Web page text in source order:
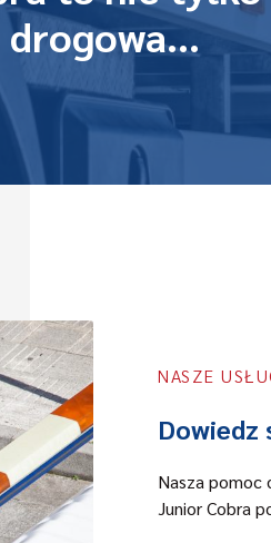
drogowa...
NASZE
Dowiedz
Nasza pomoc
Junior Cobra